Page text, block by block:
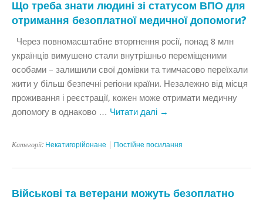
Що треба знати людині зі статусом ВПО для
отримання безоплатної медичної допомоги?
Через повномасштабне вторгнення росії, понад 8 млн
українців вимушено стали внутрішньо переміщеними
особами – залишили свої домівки та тимчасово переїхали
жити у більш безпечні регіони країни. Незалежно від місця
проживання і реєстрації, кожен може отримати медичну
допомогу в однаково … Читати далі →
Категорії: Некатигорійонане Постійне посилання
Військові та ветерани можуть безоплатно